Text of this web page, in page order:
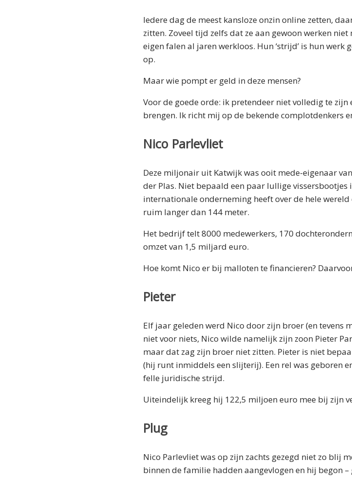
Iedere dag de meest kansloze onzin online zetten,
zitten. Zoveel tijd zelfs dat ze aan gewoon werken
eigen falen al jaren werkloos. Hun ‘strijd’ is hun werk
op.
Maar wie pompt er geld in deze mensen?
Voor de goede orde: ik pretendeer niet volledig te
brengen. Ik richt mij op de bekende complotdenkers
Nico Parlevliet
Deze miljonair uit Katwijk was ooit mede-eigenaar
der Plas. Niet bepaald een paar lullige vissersbootjes
internationale onderneming heeft over de hele wereld
ruim langer dan 144 meter.
Het bedrijf telt 8000 medewerkers, 170
omzet van 1,5 miljard euro.
Hoe komt Nico er bij malloten te financieren?
Pieter
Elf jaar geleden werd Nico door zijn broer (en tevens
niet voor niets, Nico wilde namelijk zijn zoon Pieter
maar dat zag zijn broer niet zitten. Pieter is niet
(hij runt inmiddels een slijterij). Een rel was geboren
felle juridische strijd.
Uiteindelijk kreeg hij 122,5 miljoen euro mee bij zijn
Plug
Nico Parlevliet was op zijn zachts gezegd niet zo blij
binnen de familie hadden aangevlogen en hij begon